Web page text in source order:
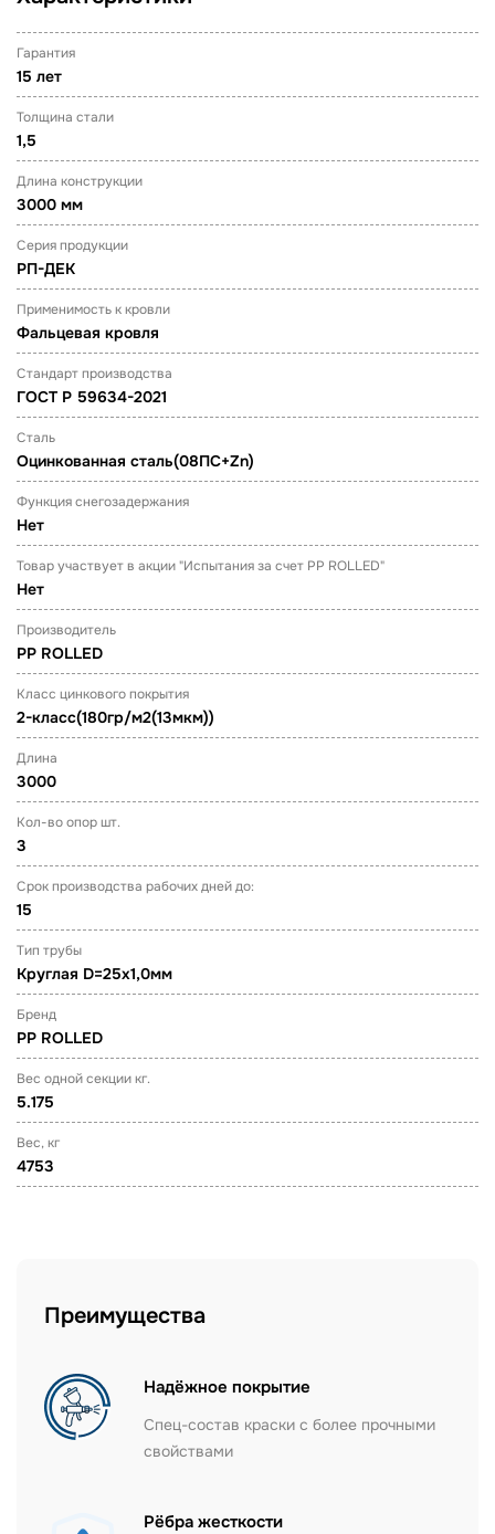
Гарантия
15 лет
Толщина стали
1,5
Длина конструкции
3000 мм
Серия продукции
РП-ДЕК
Применимость к кровли
Фальцевая кровля
Стандарт производства
ГОСТ Р 59634-2021
Сталь
Оцинкованная сталь(08ПС+Zn)
Функция снегозадержания
Нет
Товар участвует в акции "Испытания за счет PP ROLLED"
Нет
Производитель
PP ROLLED
Класс цинкового покрытия
2-класс(180гр/м2(13мкм))
Длина
3000
Кол-во опор шт.
3
Срок производства рабочих дней до:
15
Тип трубы
Круглая D=25х1,0мм
Бренд
PP ROLLED
Вес одной секции кг.
5.175
Вес, кг
4753
Преимущества
Надёжное покрытие
Спец-состав краски с более прочными
свойствами
Рёбра жесткости